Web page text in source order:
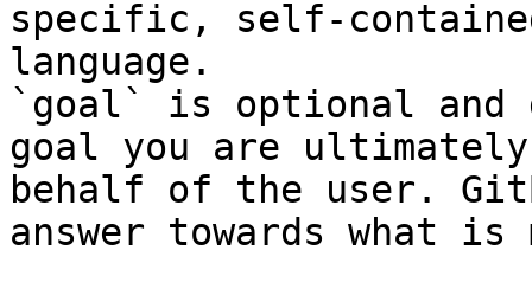
specific, self-
language.
`goal` is optional and
goal you are
behalf of the user.
answer towards what